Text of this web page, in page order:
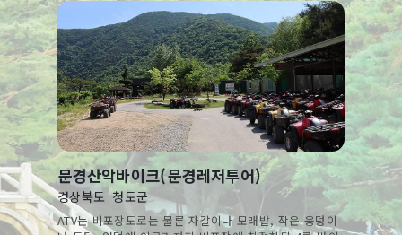
문경산악바이크(문경레저투어)
경상북도 청도군
ATV는 비포장도로는 물론 자갈이나 모래밭, 작은 웅덩이